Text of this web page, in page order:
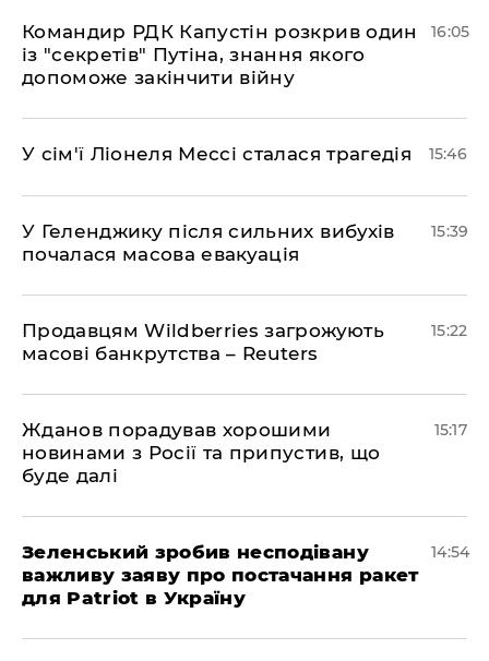
Командир РДК Капустін розкрив один
із "секретів" Путіна, знання якого
допоможе закінчити війну
16:05
У сім'ї Ліонеля Мессі сталася трагедія 15:46
У Геленджику після сильних вибухів
почалася масова евакуація
15:39
Продавцям Wildberries загрожують
масові банкрутства – Reuters
15:22
Жданов порадував хорошими
новинами з Росії та припустив, що
буде далі
15:17
Зеленський зробив несподівану
важливу заяву про постачання ракет
для Patriot в Україну
14:54